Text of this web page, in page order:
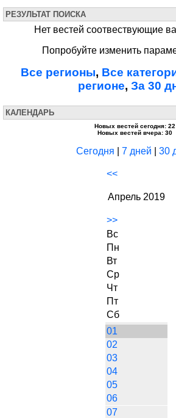
РЕЗУЛЬТАТ ПОИСКА
Нет вестей соотвествующие
Попробуйте изменить
Все регионы, Все
регионе, За 30
КАЛЕНДАРЬ
Новых вестей сегодня: 22
Новых вестей вчера: 30
Сегодня 7 дней 30
<<
Апрель 2019
>>
Вс
Пн
Вт
Ср
Чт
Пт
Сб
01
02
03
04
05
06
07